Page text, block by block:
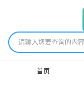
首页